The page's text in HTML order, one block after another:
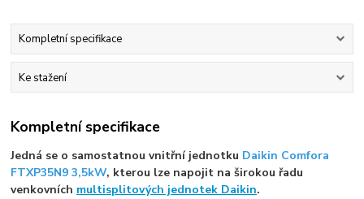
Kompletní specifikace
Ke stažení
Kompletní specifikace
Jedná se o samostatnou vnitřní jednotku Daikin Comfora
FTXP35N9 3,5kW, kterou lze napojit na širokou řadu
venkovních multisplitových jednotek Daikin.